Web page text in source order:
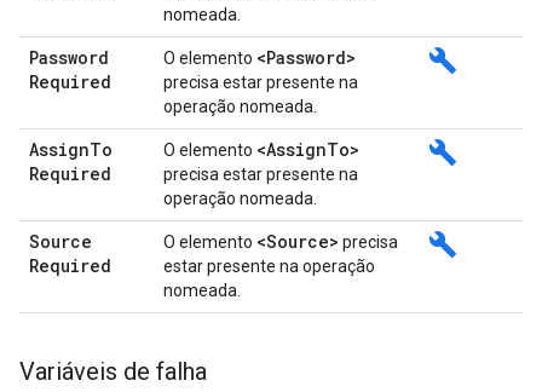
nomeada.
Password
Required
O elemento <Password>
precisa estar presente na
operação nomeada.
build
AssignTo
Required
O elemento <AssignTo>
precisa estar presente na
operação nomeada.
build
Source
Required
O elemento <Source> precisa
estar presente na operação
nomeada.
build
Variáveis de falha